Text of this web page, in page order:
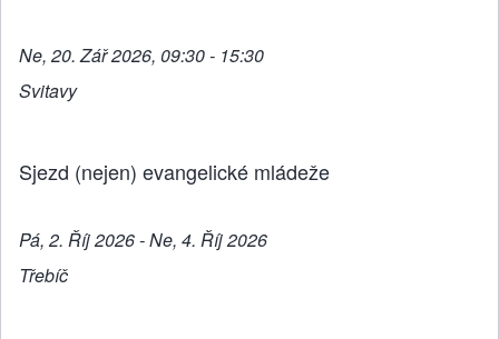
Ne, 20. Zář 2026, 09:30 - 15:30
Svitavy
Sjezd (nejen) evangelické mládeže
Pá, 2. Říj 2026 - Ne, 4. Říj 2026
Třebíč